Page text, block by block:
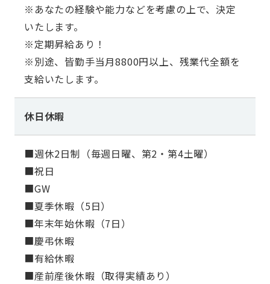
※あなたの経験や能力などを考慮の上で、決定
いたします。
※定期昇給あり！
※別途、皆勤手当月8800円以上、残業代全額を
支給いたします。
休日休暇
■週休2日制（毎週日曜、第2・第4土曜）
■祝日
■GW
■夏季休暇（5日）
■年末年始休暇（7日）
■慶弔休暇
■有給休暇
■産前産後休暇（取得実績あり）